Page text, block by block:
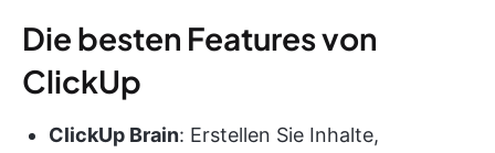
Die besten Features von
ClickUp
ClickUp Brain: Erstellen Sie Inhalte,